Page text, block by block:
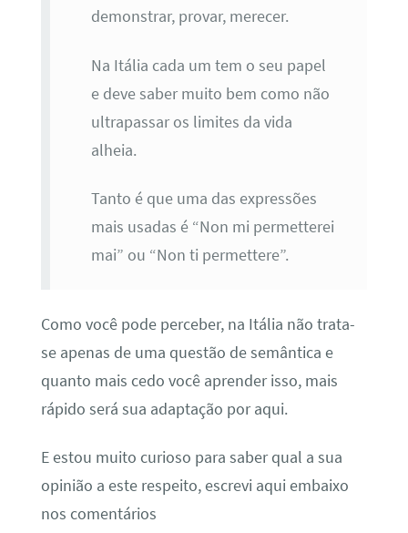
demonstrar, provar, merecer.
Na Itália cada um tem o seu papel
e deve saber muito bem como não
ultrapassar os limites da vida
alheia.
Tanto é que uma das expressões
mais usadas é “Non mi permetterei
mai” ou “Non ti permettere”.
Como você pode perceber, na Itália não trata-
se apenas de uma questão de semântica e
quanto mais cedo você aprender isso, mais
rápido será sua adaptação por aqui.
E estou muito curioso para saber qual a sua
opinião a este respeito, escrevi aqui embaixo
nos comentários